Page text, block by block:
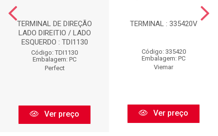
TERMINAL DE DIREÇÃO
LADO DIREITIO / LADO
ESQUERDO : TDI1130
Código: TDI1130
Embalagem: PC
Perfect
Ver preço
TERMINAL : 335420V
Código: 335420
Embalagem: PC
Viemar
Ver preço